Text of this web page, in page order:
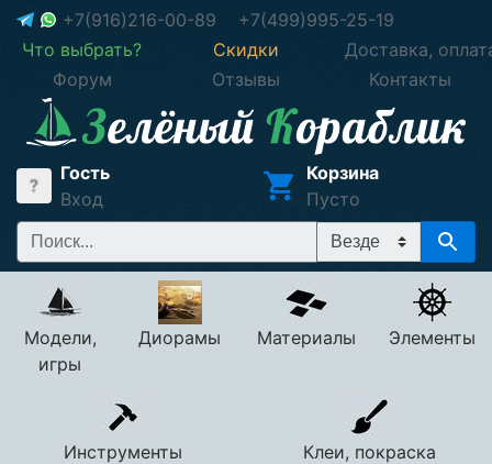
+7(916)216-00-89
+7(499)995-25-19
Что выбрать?
Скидки
Доставка,
Форум
Отзывы Контакты
Гость
Вход
Корзина
Пусто
Модели,
игры
Диорамы Материалы Элементы
Инструменты
Клеи, покраска